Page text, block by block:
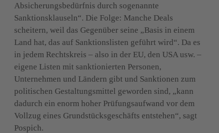
Absicherungsbedürfnis durch sogenannte
Sanktionsklauseln“. Die Folge: Manche Deals
scheitern, weil das Gegenüber seine „Basis in einem
Land hat, das auf Sanktionslisten geführt wird“. Da es
in jedem Rechtskreis – also in der EU, den USA usw. –
eigene Listen mit sanktionierten Personen,
Unternehmen und Ländern gibt und Sanktionen zum
politischen Gestaltungsmittel geworden sind, „kann
dadurch ein enorm hoher Prüfungsaufwand vor dem
Vollzug eines Grundstücksgeschäfts entstehen“, sagt
Pospich.